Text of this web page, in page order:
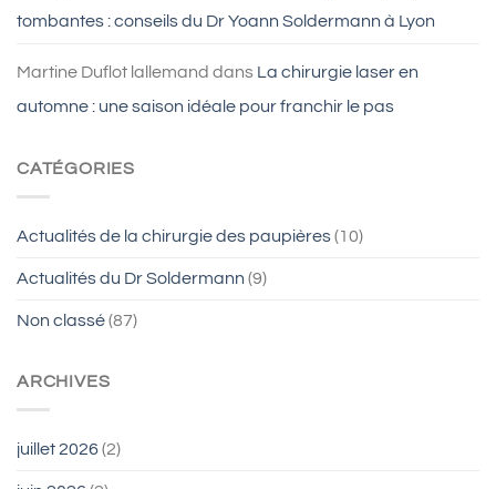
tombantes : conseils du Dr Yoann Soldermann à Lyon
Martine Duflot lallemand dans La chirurgie laser en
automne : une saison idéale pour franchir le pas
CATÉGORIES
Actualités de la chirurgie des paupières(10)
Actualités du Dr Soldermann (9)
Non classé(87)
ARCHIVES
juillet 2026(2)